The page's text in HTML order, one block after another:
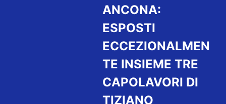
ANCONA:
ESPOSTI
ECCEZIONALMEN
TE INSIEME TRE
CAPOLAVORI DI
TIZIANO